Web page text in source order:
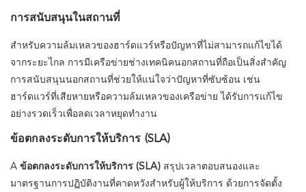
การสนับสนุนในสถานที่
สำหรับความล้มเหลวของฮาร์ดแวร์หรือปัญหาที่ไม่สามารถแก้ไขได้
จากระยะไกล การมีเครือข่ายช่างเทคนิคนอกสถานที่ถือเป็นสิ่งสำคัญ
การสนับสนุนนอกสถานที่ช่วยให้แน่ใจว่าปัญหาที่ซับซ้อน เช่น
ฮาร์ดแวร์ที่เสียหายหรือความล้มเหลวของเครือข่าย ได้รับการแก้ไข
อย่างรวดเร็วเพื่อลดเวลาหยุดทำงาน
ข้อตกลงระดับการให้บริการ (SLA)
A ข้อตกลงระดับการให้บริการ (SLA) สรุปเวลาตอบสนองและ
มาตรฐานการปฏิบัติงานที่คาดหวังสำหรับผู้ให้บริการ ด้วยการจัดตั้ง